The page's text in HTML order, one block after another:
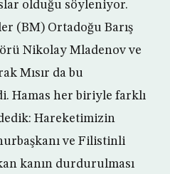
olduğu söyleniyor.
(BM) Ortadoğu Barış
Nikolay Mladenov ve
Mısır da bu
Hamas her biriyle farklı
Hareketimizin
ve Filistinli
kanın durdurulması